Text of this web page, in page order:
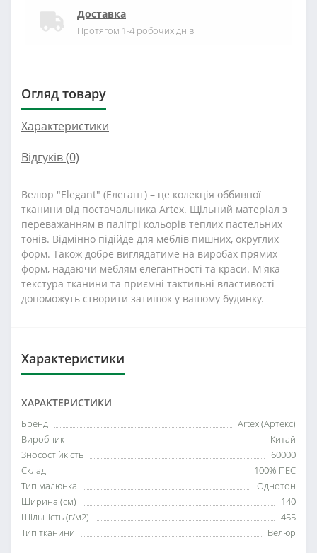
Доставка
Протягом 1-4 робочих днів
Огляд товару
Характеристики
Відгуків (0)
Велюр "Elegant" (Елегант) – це колекція оббивної
тканини від постачальника Artex. Щільний матеріал з
переважанням в палітрі кольорів теплих пастельних
тонів. Відмінно підійде для меблів пишних, округлих
форм. Також добре виглядатиме на виробах прямих
форм, надаючи меблям елегантності та краси. М'яка
текстура тканини та приємні тактильні властивості
допоможуть створити затишок у вашому будинку.
Характеристики
ХАРАКТЕРИСТИКИ
Бренд
Artex (Артекс)
Виробник
Китай
Зносостійкість
60000
Склад
100% ПЕС
Тип малюнка
Однотон
Ширина (см)
140
Щільність (г/м2)
455
Тип тканини
Велюр